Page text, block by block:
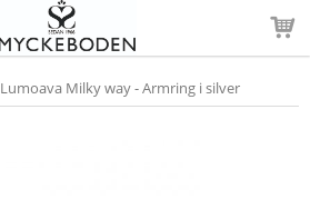
Lumoava Milky way - Armring i silver